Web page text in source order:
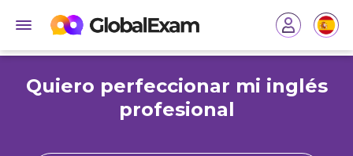
Quiero perfeccionar mi inglés
profesional